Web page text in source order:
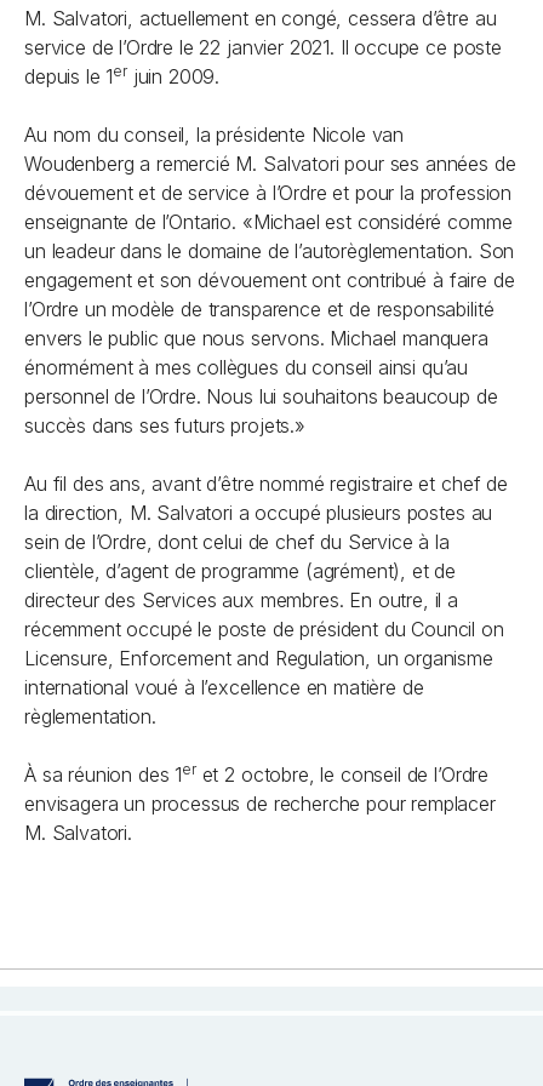
M. Salvatori, actuellement en congé, cessera d’être au
service de l’Ordre le 22 janvier 2021. Il occupe ce poste
depuis le 1erjuin 2009.
Au nom du conseil, la présidente Nicole van
Woudenberg a remercié M. Salvatori pour ses années de
dévouement et de service à l’Ordre et pour la profession
enseignante de l’Ontario. «Michael est considéré comme
un leadeur dans le domaine de l’autorèglementation. Son
engagement et son dévouement ont contribué à faire de
l’Ordre un modèle de transparence et de responsabilité
envers le public que nous servons. Michael manquera
énormément à mes collègues du conseil ainsi qu’au
personnel de l’Ordre. Nous lui souhaitons beaucoup de
succès dans ses futurs projets.»
Au fil des ans, avant d’être nommé registraire et chef de
la direction, M. Salvatori a occupé plusieurs postes au
sein de l’Ordre, dont celui de chef du Service à la
clientèle, d’agent de programme (agrément), et de
directeur des Services aux membres. En outre, il a
récemment occupé le poste de président du Council on
Licensure, Enforcement and Regulation, un organisme
international voué à l’excellence en matière de
règlementation.
À sa réunion des 1eret 2 octobre, le conseil de l’Ordre
envisagera un processus de recherche pour remplacer
M. Salvatori.